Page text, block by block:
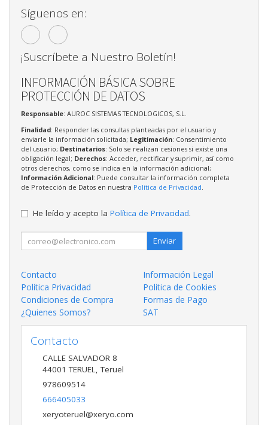
Síguenos en:
¡Suscríbete a Nuestro Boletín!
INFORMACIÓN BÁSICA SOBRE
PROTECCIÓN DE DATOS
Responsable: AUROC SISTEMAS TECNOLOGICOS, S.L.
Finalidad: Responder las consultas planteadas por el usuario y
enviarle la información solicitada; Legitimación: Consentimiento
del usuario; Destinatarios: Solo se realizan cesiones si existe una
obligación legal; Derechos: Acceder, rectificar y suprimir, así como
otros derechos, como se indica en la información adicional;
Información Adicional: Puede consultar la información completa
de Protección de Datos en nuestra Política de Privacidad
He leído y acepto la Política de Privacidad.
Enviar
Contacto
Información Legal
Política Privacidad
Política de Cookies
Condiciones de Compra
Formas de Pago
¿Quienes Somos?
SAT
Contacto
CALLE SALVADOR 8
44001 TERUEL,Teruel
978609514
666405033
xeryoteruel@xeryo.com